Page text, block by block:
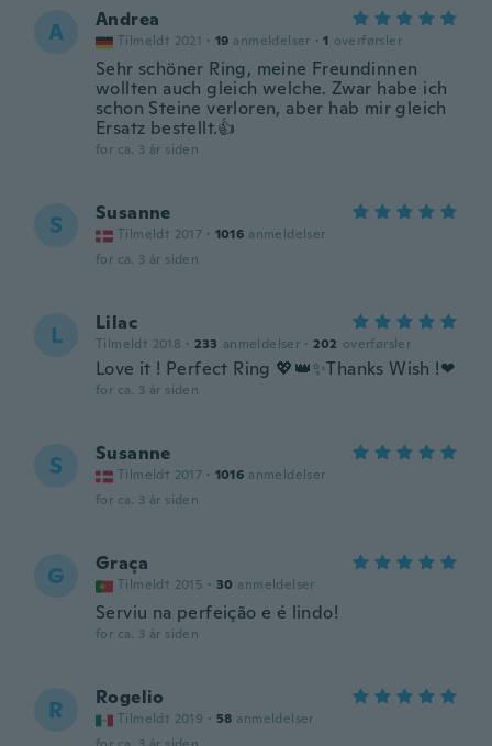
A Andrea
Tilmeldt 2021 · 19 anmeldelser · 1 overførsler
Sehr schöner Ring, meine Freundinnen
wollten auch gleich welche. Zwar habe ich
schon Steine verloren, aber hab mir gleich
Ersatz bestellt.👍
for ca. 3 år siden
S Susanne
Tilmeldt 2017 · 1016 anmeldelser
for ca. 3 år siden
L Lilac
Tilmeldt 2018 · 233 anmeldelser · 202 overførsler
Love it ! Perfect Ring 💖👑✨Thanks Wish !❤
for ca. 3 år siden
S Susanne
Tilmeldt 2017 · 1016 anmeldelser
for ca. 3 år siden
G Graça
Tilmeldt 2015 · 30 anmeldelser
Serviu na perfeição e é lindo!
for ca. 3 år siden
R Rogelio
Tilmeldt 2019 · 58 anmeldelser